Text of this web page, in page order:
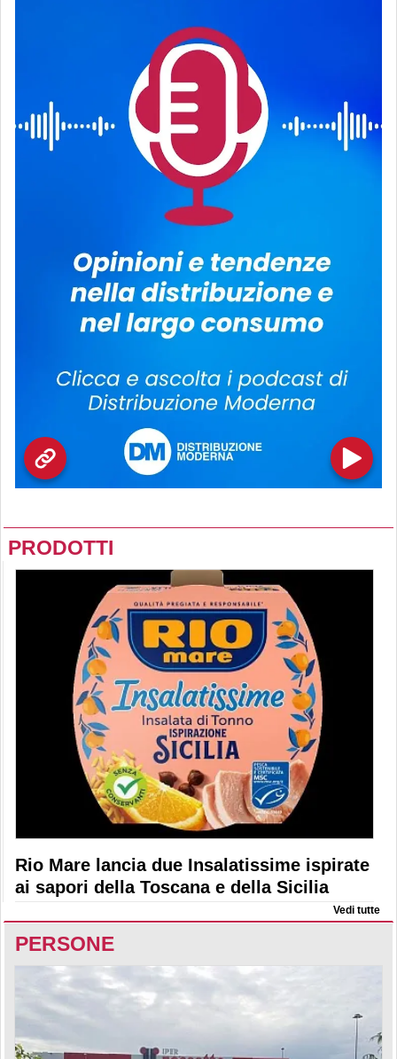
PRODOTTI
Rio Mare lancia due Insalatissime ispirate
ai sapori della Toscana e della Sicilia
Vedi tutte
PERSONE